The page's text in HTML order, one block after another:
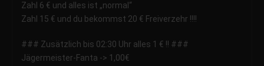
Zahl 6 € und alles ist „normal“
Zahl 15 € und du bekommst 20 € Freiverzehr !!!!
### Zusätzlich bis 02:30 Uhr alles 1 € !! ###
Jägermeister-Fanta -> 1,00€